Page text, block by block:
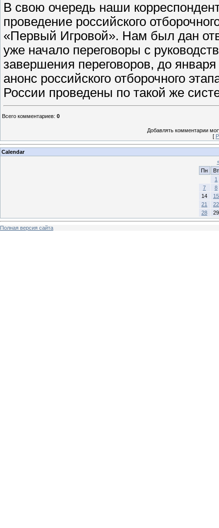
В свою очередь наши
проведение российского
«Первый Игровой». Нам был дан
уже начало переговоры с
завершения переговоров, до
анонс российского отборочного
России проведены по такой же
Всего комментариев: 0
Добавлять комментарии
[
Calendar
Пн
Вт
1
7
8
14
15
21
22
28
29
Полная версия сайта